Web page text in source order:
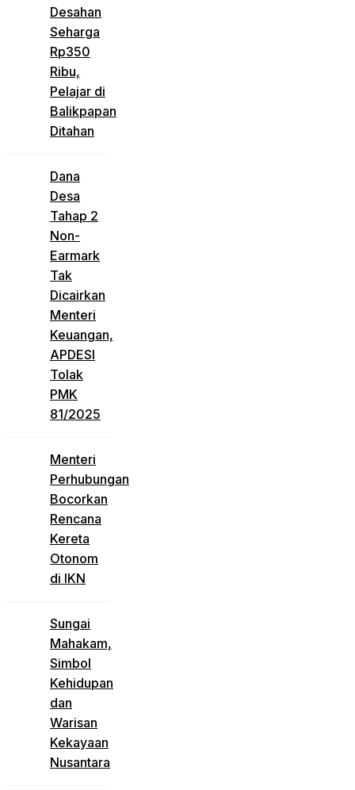
Desahan
Seharga
Rp350
Ribu,
Pelajar di
Balikpapan
Ditahan
Dana
Desa
Tahap 2
Non-
Earmark
Tak
Dicairkan
Menteri
Keuangan,
APDESI
Tolak
PMK
81/2025
Menteri
Perhubungan
Bocorkan
Rencana
Kereta
Otonom
di IKN
Sungai
Mahakam,
Simbol
Kehidupan
dan
Warisan
Kekayaan
Nusantara